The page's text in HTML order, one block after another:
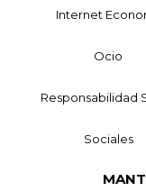
Internet
Ocio
Responsabilidad
Sociales